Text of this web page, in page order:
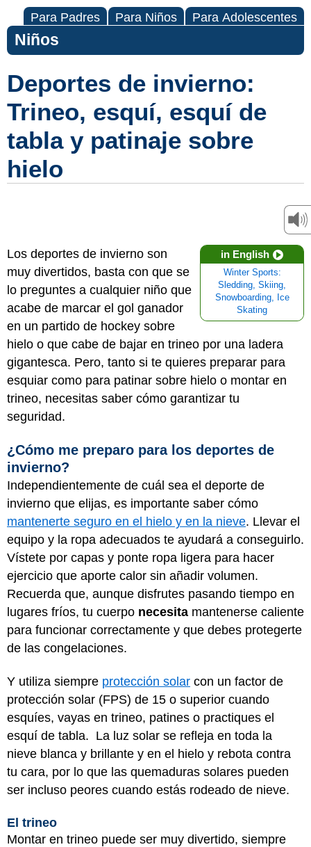
Para Padres Para Niños Para Adolescentes
Niños
Deportes de invierno:
Trineo, esquí, esquí de
tabla y patinaje sobre
hielo
in English
Winter Sports:
Sledding, Skiing,
Snowboarding, Ice
Skating
Los deportes de invierno son
muy divertidos, basta con que se
lo preguntes a cualquier niño que
acabe de marcar el gol ganador
en un partido de hockey sobre
hielo o que cabe de bajar en trineo por una ladera
gigantesca. Pero, tanto si te quieres preparar para
esquiar como para patinar sobre hielo o montar en
trineo, necesitas saber cómo garantizar tu
seguridad.
¿Cómo me preparo para los deportes de
invierno?
Independientemente de cuál sea el deporte de
invierno que elijas, es importante saber cómo
mantenerte seguro en el hielo y en la nieve. Llevar el
equipo y la ropa adecuados te ayudará a conseguirlo.
Vístete por capas y ponte ropa ligera para hacer
ejercicio que aporte calor sin añadir volumen.
Recuerda que, aunque disfrutes pasando tiempo en
lugares fríos, tu cuerpo necesita mantenerse caliente
para funcionar correctamente y que debes protegerte
de las congelaciones.
Y utiliza siempre protección solar con un factor de
protección solar (FPS) de 15 o superior cuando
esquíes, vayas en trineo, patines o practiques el
esquí de tabla. La luz solar se refleja en toda la
nieve blanca y brillante y en el hielo y rebota contra
tu cara, por lo que las quemaduras solares pueden
ser incluso peores cuando estás rodeado de nieve.
El trineo
Montar en trineo puede ser muy divertido, siempre